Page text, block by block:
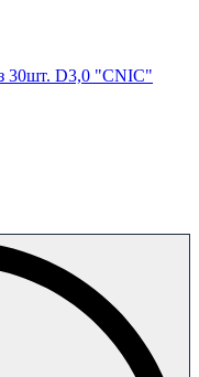
30шт. D3,0 "CNIC"